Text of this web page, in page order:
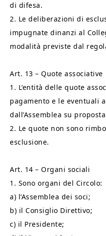
di difesa.
2. Le deliberazioni di
impugnate dinanzi al
modalità previste dal
Art. 13 – Quote associative
1. L’entità delle quote
pagamento e le eventuali
dall’Assemblea su
2. Le quote non sono
esclusione.
Art. 14 – Organi sociali
1. Sono organi del Circolo:
a) l’Assemblea dei soci;
b) il Consiglio Direttivo;
c) il Presidente;